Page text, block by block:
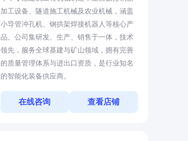
加工设备、隧道施工机械及农业机械，涵盖
小导管冲孔机、钢拱架焊接机器人等核心产
品。公司集研发、生产、销售于一体，技术
领先，服务全球基建与矿山领域，拥有完善
的质量管理体系与进出口资质，是行业知名
的智能化装备供应商。
在线咨询 查看店铺